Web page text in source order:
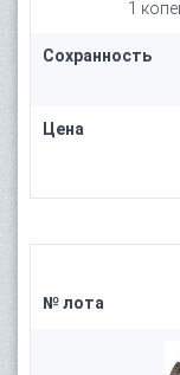
1
Сохранность
Цена
№ лота